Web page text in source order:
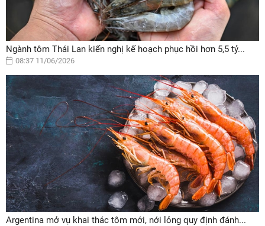
Ngành tôm Thái Lan kiến nghị kế hoạch phục hồi hơn 5,5 tỷ...
08:37 11/06/2026
Argentina mở vụ khai thác tôm mới, nới lỏng quy định đánh...